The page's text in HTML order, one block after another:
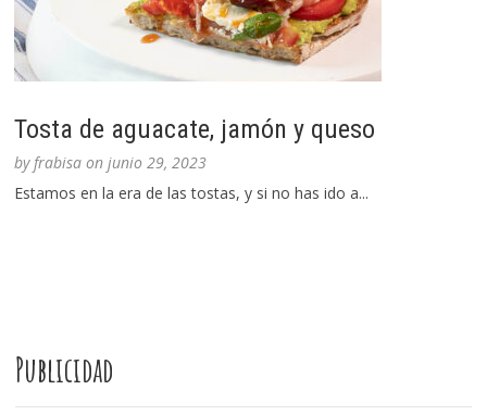
Tosta de aguacate, jamón y queso
byfrabisa onjunio 29, 2023
Estamos en la era de las tostas, y si no has ido a...
Publicidad